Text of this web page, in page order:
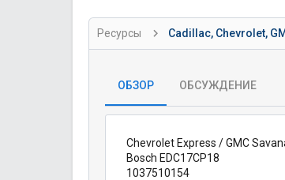
т
о
р
т
а
с
д
а
н
я
г
и
Ресурсы Cadillac, Chevrolet,
ОБЗОР ОБСУЖДЕНИЕ
Chevrolet Express / GMC
Bosch EDC17CP18
1037510154